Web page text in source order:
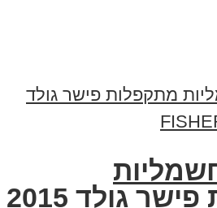
מתקפלות פישר גולד 2015